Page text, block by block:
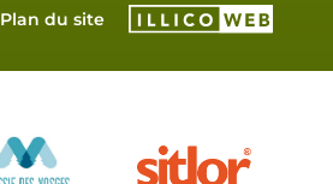
Plan du site